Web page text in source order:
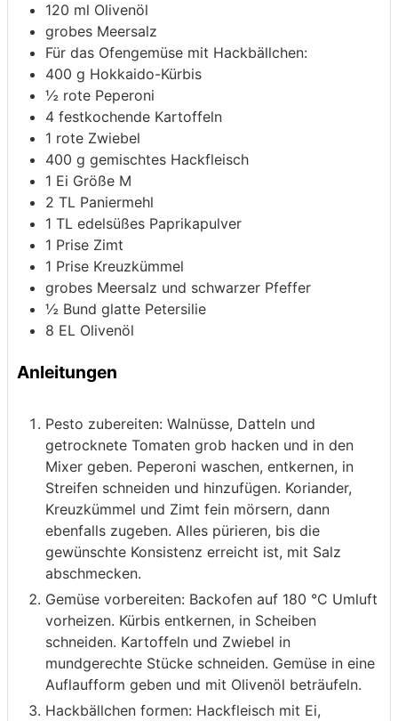
120 ml Olivenöl
grobes Meersalz
Für das Ofengemüse mit Hackbällchen:
400 g Hokkaido-Kürbis
½ rote Peperoni
4 festkochende Kartoffeln
1 rote Zwiebel
400 g gemischtes Hackfleisch
1 Ei Größe M
2 TL Paniermehl
1 TL edelsüßes Paprikapulver
1 Prise Zimt
1 Prise Kreuzkümmel
grobes Meersalz und schwarzer Pfeffer
½ Bund glatte Petersilie
8 EL Olivenöl
Anleitungen
Pesto zubereiten: Walnüsse, Datteln und
getrocknete Tomaten grob hacken und in den
Mixer geben. Peperoni waschen, entkernen, in
Streifen schneiden und hinzufügen. Koriander,
Kreuzkümmel und Zimt fein mörsern, dann
ebenfalls zugeben. Alles pürieren, bis die
gewünschte Konsistenz erreicht ist, mit Salz
abschmecken.
Gemüse vorbereiten: Backofen auf 180 °C Umluft
vorheizen. Kürbis entkernen, in Scheiben
schneiden. Kartoffeln und Zwiebel in
mundgerechte Stücke schneiden. Gemüse in eine
Auflaufform geben und mit Olivenöl beträufeln.
Hackbällchen formen: Hackfleisch mit Ei,